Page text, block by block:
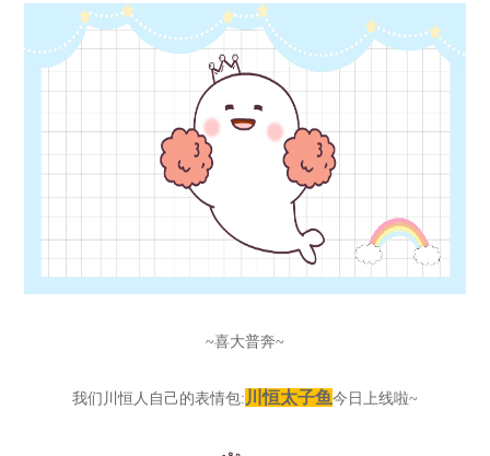
~喜大普奔~
我们川恒人自己的表情包: 川恒太子鱼今日上线啦~